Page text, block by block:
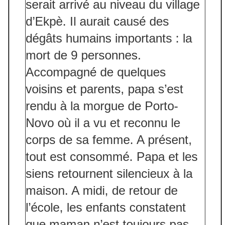
serait arrivé au niveau du village
d’Ekpè. Il aurait causé des
dégâts humains importants : la
mort de 9 personnes.
Accompagné de quelques
voisins et parents, papa s’est
rendu à la morgue de Porto-
Novo où il a vu et reconnu le
corps de sa femme. A présent,
tout est consommé. Papa et les
siens retournent silencieux à la
maison. A midi, de retour de
l’école, les enfants constatent